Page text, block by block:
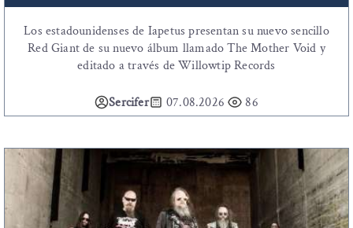
Los estadounidenses de Iapetus presentan su nuevo sencillo
Red Giant de su nuevo álbum llamado The Mother Void y
editado a través de Willowtip Records
Sercifer 07.08.2026 86